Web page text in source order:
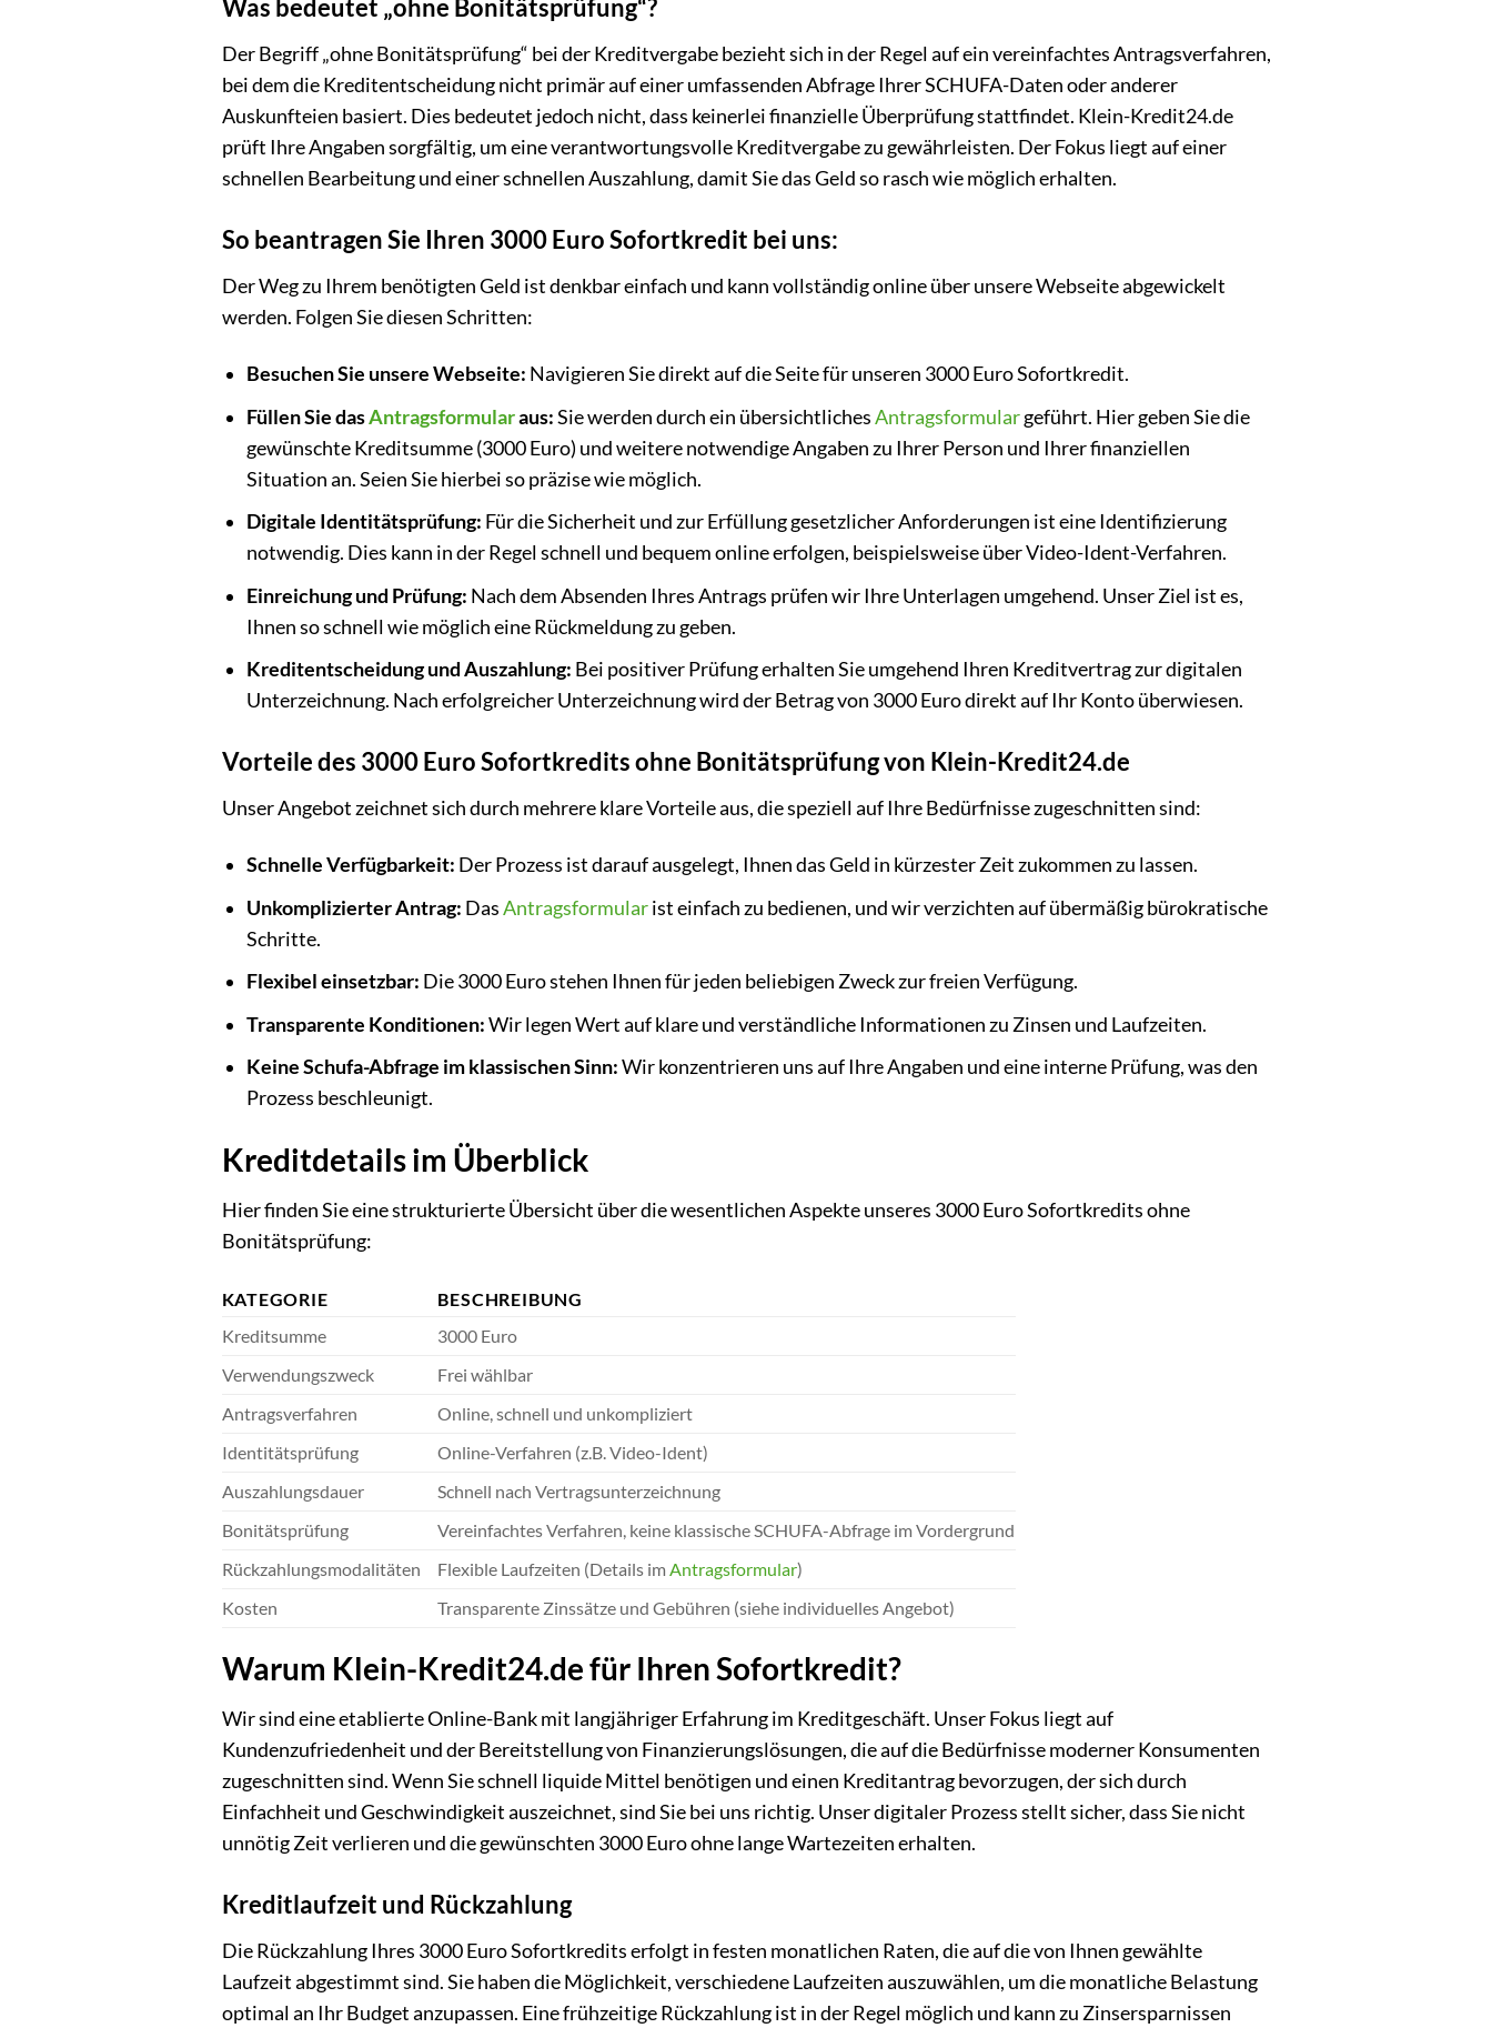
Was bedeutet „ohne Bonitätsprüfung“?
Der Begriff „ohne Bonitätsprüfung“ bei der Kreditvergabe bezieht sich in der Regel auf ein vereinfachtes Antragsverfahren,
bei dem die Kreditentscheidung nicht primär auf einer umfassenden Abfrage Ihrer SCHUFA-Daten oder anderer
Auskunfteien basiert. Dies bedeutet jedoch nicht, dass keinerlei finanzielle Überprüfung stattfindet. Klein-Kredit24.de
prüft Ihre Angaben sorgfältig, um eine verantwortungsvolle Kreditvergabe zu gewährleisten. Der Fokus liegt auf einer
schnellen Bearbeitung und einer schnellen Auszahlung, damit Sie das Geld so rasch wie möglich erhalten.
So beantragen Sie Ihren 3000 Euro Sofortkredit bei uns:
Der Weg zu Ihrem benötigten Geld ist denkbar einfach und kann vollständig online über unsere Webseite abgewickelt
werden. Folgen Sie diesen Schritten:
Besuchen Sie unsere Webseite: Navigieren Sie direkt auf die Seite für unseren 3000 Euro Sofortkredit.
Füllen Sie dasAntragsformularaus:Sie werden durch ein übersichtlichesAntragsformulargeführt. Hier geben Sie die
gewünschte Kreditsumme (3000 Euro) und weitere notwendige Angaben zu Ihrer Person und Ihrer finanziellen
Situation an. Seien Sie hierbei so präzise wie möglich.
Digitale Identitätsprüfung: Für die Sicherheit und zur Erfüllung gesetzlicher Anforderungen ist eine Identifizierung
notwendig. Dies kann in der Regel schnell und bequem online erfolgen, beispielsweise über Video-Ident-Verfahren.
Einreichung und Prüfung: Nach dem Absenden Ihres Antrags prüfen wir Ihre Unterlagen umgehend. Unser Ziel ist es,
Ihnen so schnell wie möglich eine Rückmeldung zu geben.
Kreditentscheidung und Auszahlung: Bei positiver Prüfung erhalten Sie umgehend Ihren Kreditvertrag zur digitalen
Unterzeichnung. Nach erfolgreicher Unterzeichnung wird der Betrag von 3000 Euro direkt auf Ihr Konto überwiesen.
Vorteile des 3000 Euro Sofortkredits ohne Bonitätsprüfung von Klein-Kredit24.de
Unser Angebot zeichnet sich durch mehrere klare Vorteile aus, die speziell auf Ihre Bedürfnisse zugeschnitten sind:
Schnelle Verfügbarkeit: Der Prozess ist darauf ausgelegt, Ihnen das Geld in kürzester Zeit zukommen zu lassen.
Unkomplizierter Antrag: DasAntragsformularist einfach zu bedienen, und wir verzichten auf übermäßig bürokratische
Schritte.
Flexibel einsetzbar: Die 3000 Euro stehen Ihnen für jeden beliebigen Zweck zur freien Verfügung.
Transparente Konditionen:Wir legen Wert auf klare und verständliche Informationen zu Zinsen und Laufzeiten.
Keine Schufa-Abfrage im klassischen Sinn:Wir konzentrieren uns auf Ihre Angaben und eine interne Prüfung, was den
Prozess beschleunigt.
Kreditdetails im Überblick
Hier finden Sie eine strukturierte Übersicht über die wesentlichen Aspekte unseres 3000 Euro Sofortkredits ohne
Bonitätsprüfung:
KATEGORIE
BESCHREIBUNG
Kreditsumme
3000 Euro
Verwendungszweck
Frei wählbar
Antragsverfahren
Online, schnell und unkompliziert
Identitätsprüfung
Online-Verfahren (z.B. Video-Ident)
Auszahlungsdauer
Schnell nach Vertragsunterzeichnung
Bonitätsprüfung
Vereinfachtes Verfahren, keine klassische SCHUFA-Abfrage im Vordergrund
Rückzahlungsmodalitäten
Flexible Laufzeiten (Details imAntragsformular)
Kosten
Transparente Zinssätze und Gebühren (siehe individuelles Angebot)
Warum Klein-Kredit24.de für Ihren Sofortkredit?
Wir sind eine etablierte Online-Bank mit langjähriger Erfahrung im Kreditgeschäft. Unser Fokus liegt auf
Kundenzufriedenheit und der Bereitstellung von Finanzierungslösungen, die auf die Bedürfnisse moderner Konsumenten
zugeschnitten sind. Wenn Sie schnell liquide Mittel benötigen und einen Kreditantrag bevorzugen, der sich durch
Einfachheit und Geschwindigkeit auszeichnet, sind Sie bei uns richtig. Unser digitaler Prozess stellt sicher, dass Sie nicht
unnötig Zeit verlieren und die gewünschten 3000 Euro ohne lange Wartezeiten erhalten.
Kreditlaufzeit und Rückzahlung
Die Rückzahlung Ihres 3000 Euro Sofortkredits erfolgt in festen monatlichen Raten, die auf die von Ihnen gewählte
Laufzeit abgestimmt sind. Sie haben die Möglichkeit, verschiedene Laufzeiten auszuwählen, um die monatliche Belastung
optimal an Ihr Budget anzupassen. Eine frühzeitige Rückzahlung ist in der Regel möglich und kann zu Zinsersparnissen